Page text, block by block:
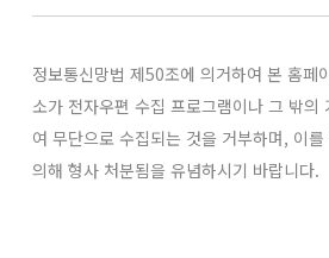
정보통신망법 제50조에 의거하여 본 홈페
소가 전자우편 수집 프로그램이나 그 밖의
여 무단으로 수집되는 것을 거부하며, 이
의해 형사 처분됨을 유념하시기 바랍니다.